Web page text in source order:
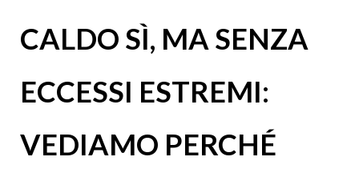
CALDO SÌ, MA SENZA
ECCESSI ESTREMI:
VEDIAMO PERCHÉ